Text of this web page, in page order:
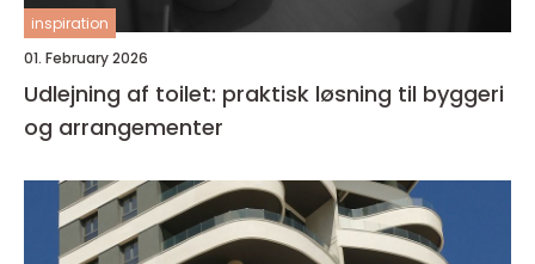
inspiration
01. February 2026
Udlejning af toilet: praktisk løsning til byggeri
og arrangementer